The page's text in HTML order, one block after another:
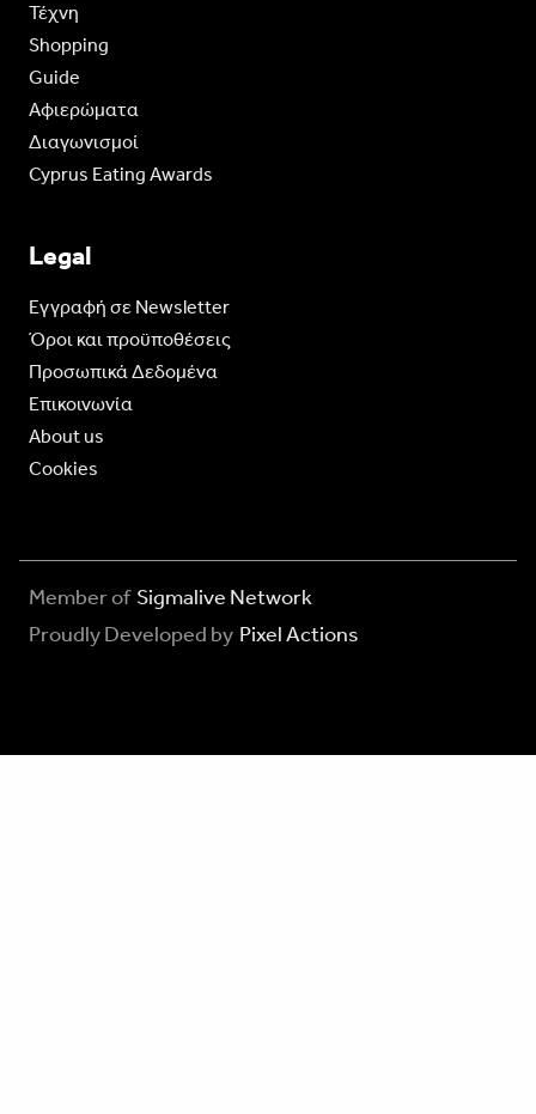
Τέχνη
Shopping
Guide
Aφιερώματα
Διαγωνισμοί
Cyprus Eating Awards
Legal
Eγγραφή σε Newsletter
Όροι και προϋποθέσεις
Προσωπικά Δεδομένα
Επικοινωνία
About us
Cookies
Member of Sigmalive Network
Proudly Developed by Pixel Actions